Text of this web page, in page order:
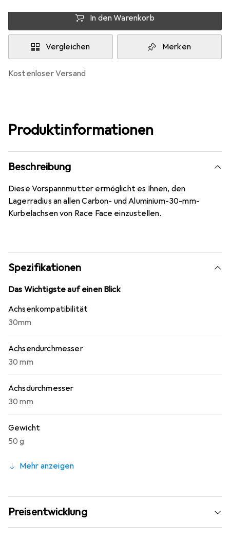
In den Warenkorb
Vergleichen Merken
kostenloser Versand
Produktinformationen
Beschreibung
Diese Vorspannmutter ermöglicht es Ihnen, den
Lagerradius an allen Carbon- und Aluminium-30-mm-
Kurbelachsen von Race Face einzustellen.
Spezifikationen
Das Wichtigste auf einen Blick
Achsenkompatibilität
30mm
Achsendurchmesser
30 mm
Achsdurchmesser
30 mm
Gewicht
50 g
Mehr anzeigen
Preisentwicklung